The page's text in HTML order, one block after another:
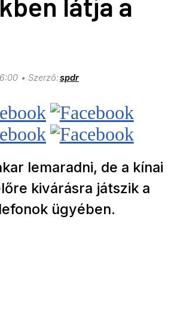
spdr
lemaradni, de a kínai
kivárásra játszik a
ügyében.